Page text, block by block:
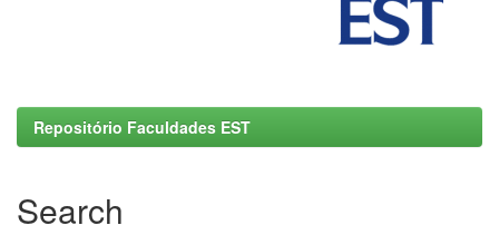
Repositório Faculdades EST
Search